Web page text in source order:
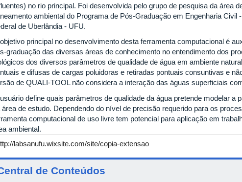
no rio principal. Foi desenvolvida pelo grupo de pesquisa da área
ambiental do Programa de Pós-Graduação em Engenharia Civil
de Uberlândia - UFU.
principal no desenvolvimento desta ferramenta computacional é
graduação das diversas áreas de conhecimento no entendimento dos
dos diversos parâmetros de qualidade de água em ambiente
e difusas de cargas poluidoras e retiradas pontuais consuntivas e
de QUALI-TOOL não considera a interação das águas superficiais
define quais parâmetros de qualidade da água pretende modelar a
área de estudo. Dependendo do nível de precisão requerido para os
computacional de uso livre tem potencial para aplicação em
ambiental.
labsanufu.wixsite.com/site/copia-extensao
de Conteúdos